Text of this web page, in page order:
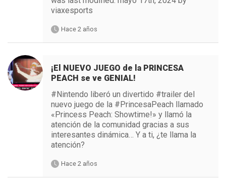
viaxesports
Hace 2 años
¡El NUEVO JUEGO de la PRINCESA
PEACH se ve GENIAL!
#Nintendo liberó un divertido #trailer del
nuevo juego de la #PrincesaPeach llamado
«Princess Peach: Showtime!» y llamó la
atención de la comunidad gracias a sus
interesantes dinámica… Y a ti, ¿te llama la
atención?
Hace 2 años